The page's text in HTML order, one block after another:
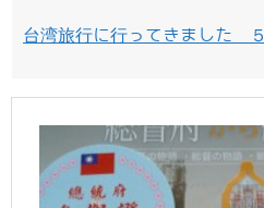
台湾旅行に行ってきました ５